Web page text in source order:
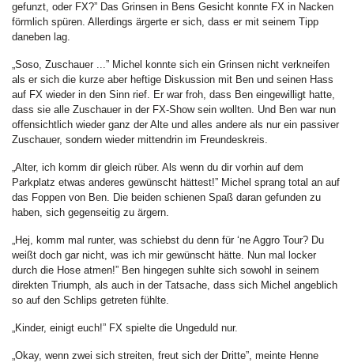
gefunzt, oder FX?” Das Grinsen in Bens Gesicht konnte FX in Nacken
förmlich spüren. Allerdings ärgerte er sich, dass er mit seinem Tipp
daneben lag.
„Soso, Zuschauer ...” Michel konnte sich ein Grinsen nicht verkneifen
als er sich die kurze aber heftige Diskussion mit Ben und seinen Hass
auf FX wieder in den Sinn rief. Er war froh, dass Ben eingewilligt hatte,
dass sie alle Zuschauer in der FX-Show sein wollten. Und Ben war nun
offensichtlich wieder ganz der Alte und alles andere als nur ein passiver
Zuschauer, sondern wieder mittendrin im Freundeskreis.
„Alter, ich komm dir gleich rüber. Als wenn du dir vorhin auf dem
Parkplatz etwas anderes gewünscht hättest!” Michel sprang total an auf
das Foppen von Ben. Die beiden schienen Spaß daran gefunden zu
haben, sich gegenseitig zu ärgern.
„Hej, komm mal runter, was schiebst du denn für ‘ne Aggro Tour? Du
weißt doch gar nicht, was ich mir gewünscht hätte. Nun mal locker
durch die Hose atmen!” Ben hingegen suhlte sich sowohl in seinem
direkten Triumph, als auch in der Tatsache, dass sich Michel angeblich
so auf den Schlips getreten fühlte.
„Kinder, einigt euch!” FX spielte die Ungeduld nur.
„Okay, wenn zwei sich streiten, freut sich der Dritte”, meinte Henne